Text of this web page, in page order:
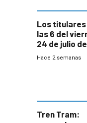
Los titulares
las 6 del
24 de julio de
2026
Hace 2 semanas
Tren Tram: